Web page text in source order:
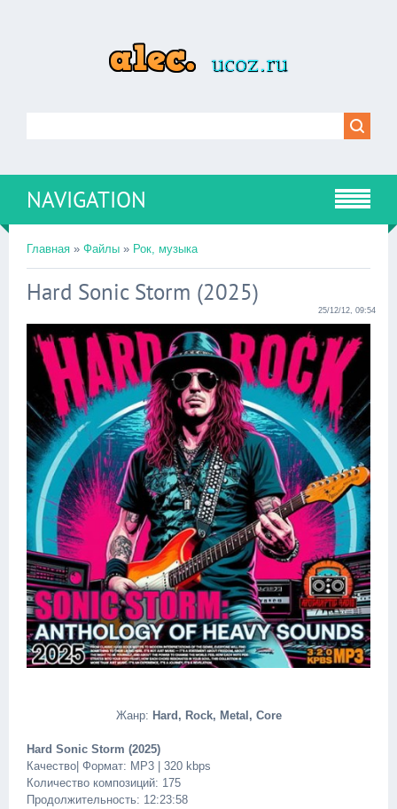
NAVIGATION
Главная » Файлы » Рок, музыка
Hard Sonic Storm (2025)
25/12/12, 09:54
Жанр: Hard, Rock, Metal, Core
Hard Sonic Storm (2025)
Качество| Формат: MP3 | 320 kbps
Количество композиций: 175
Продолжительность: 12:23:58